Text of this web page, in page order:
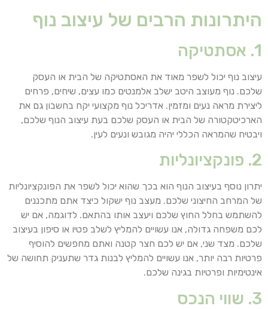
היתרונות הרבים של עיצוב נוף
1. אסתטיקה
עיצוב נוף יכול לשפר מאוד את האסתטיקה של הבית או העסק
שלכם. נוף מעוצב היטב ישלב אלמנטים כמו עצים, שיחים, פרחים
ליצירת מראה נעים ומזמין. אדריכל נוף מקצועי יקח בחשבון גם את
הארכיטקטורה של הבית או העסק שלכם בעת עיצוב הנוף שלכם,
ויבטיח שהמראה הכללי יהיה מגובש ונעים לעין.
2. פונקציונליות
יתרון נוסף בעיצוב הנוף הוא בכך שהוא יכול לשפר את הפונקציונליות
של המרחב החיצוני שלכם. מעצב נוף ישקול כיצד אתם מתכננים
להשתמש בחלל החוץ שלכם ויעצב אותו בהתאם. לדוגמה, אם יש
לכם משפחה גדולה, אנו עשויים להמליץ לשלב פטיו או סיפון בעיצוב
שלכם. מצד שני, אם יש לכם חצר קטנה ואתם מחפשים להוסיף
פרטיות רבה יותר, אנו עשויים להמליץ לבנות גדר שתעניק תחושה של
אינטימיות ופרטיות בגינה שלכם.
3. שווי הנכס